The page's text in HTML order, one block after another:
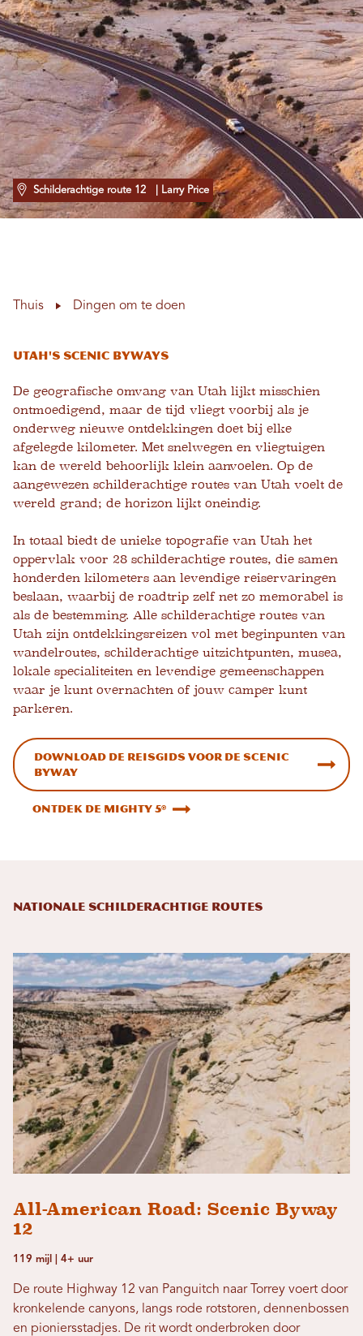
Schilderachtige route 12 | Larry Price
Thuis Dingen om te doen
Utah's Scenic Byways
De geografische omvang van Utah lijkt misschien
ontmoedigend, maar de tijd vliegt voorbij als je
onderweg nieuwe ontdekkingen doet bij elke
afgelegde kilometer. Met snelwegen en vliegtuigen
kan de wereld behoorlijk klein aanvoelen. Op de
aangewezen schilderachtige routes van Utah voelt de
wereld grand; de horizon lijkt oneindig.
In totaal biedt de unieke topografie van Utah het
oppervlak voor 28 schilderachtige routes, die samen
honderden kilometers aan levendige reiservaringen
beslaan, waarbij de roadtrip zelf net zo memorabel is
als de bestemming. Alle schilderachtige routes van
Utah zijn ontdekkingsreizen vol met beginpunten van
wandelroutes, schilderachtige uitzichtpunten, musea,
lokale specialiteiten en levendige gemeenschappen
waar je kunt overnachten of jouw camper kunt
parkeren.
Download de reisgids voor de Scenic
Byway
Ontdek de Mighty 5®
Nationale schilderachtige routes
All-American Road: Scenic Byway
12
119 mijl | 4+ uur
De route Highway 12 van Panguitch naar Torrey voert door
kronkelende canyons, langs rode rotstoren, dennenbossen
en pioniersstadjes. De rit wordt onderbroken door